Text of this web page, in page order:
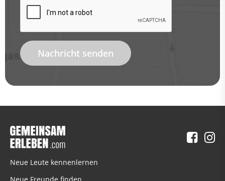
Nachricht senden
Neue Leute kennenlernen
Neue Freunde finden